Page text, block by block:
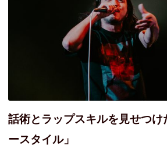
話術とラップスキルを見せつけ
ースタイル」